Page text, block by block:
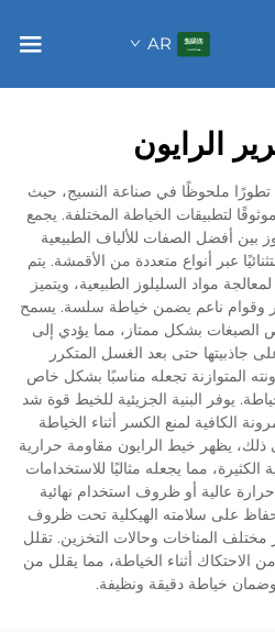
AR
الرايون
تطورًا ملحوظًا في صناعة النسيج، حيث
لتطبيقات الخياطة المختلفة. يجمع
بين أفضل الصفات للألياف الطبيعية
عبر أنواع متعددة من الأقمشة. يتم
مواد السليلوز الطبيعية، ويتميز
وقوام ناعم يضمن خياطة سلسة. يسمح
الصبغات بشكل ممتاز، مما يؤدي إلى
جاذبيتها حتى بعد الغسل المتكرر
المتوازنة تجعله مناسبًا بشكل خاص
يوفر البنية الجزيئية للخيط قوة شد
الكافية لمنع الكسر أثناء الخياطة
ذلك، يظهر خيط الرايون مقاومة حرارية
الكثيرة، مما يجعله مثاليًا للاستخدامات
عالية أو ظروف استخدام نهائية
على سلامته الهيكلية تحت ظروف
مختلف المناخات وحالات التخزين. تقلل
أثناء الخياطة، مما يقلل من
وضمان خياطة دقيقة ونظيفة.